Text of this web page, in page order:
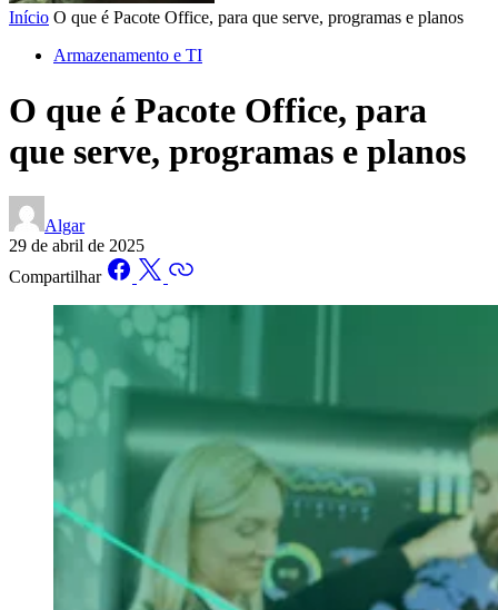
Início O que é Pacote Office, para que serve, programas e planos
Armazenamento e TI
O que é Pacote Office, para
que serve, programas e planos
Algar
29 de abril de 2025
Compartilhar